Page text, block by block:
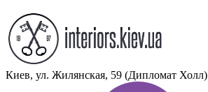
Киев, ул. Жилянская, 59 (Дипломат Холл)